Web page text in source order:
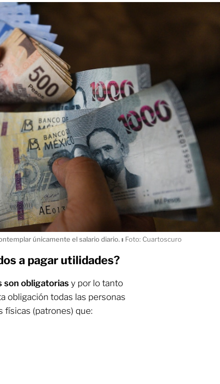
únicamente el salario diario. ı Foto: Cuartoscuro
a pagar utilidades?
son obligatorias y por lo tanto
obligación todas las personas
físicas (patrones) que: